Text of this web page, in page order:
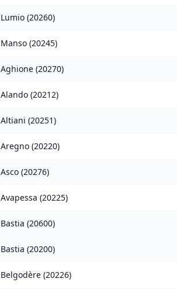
Lumio (20260)
Manso (20245)
Aghione (20270)
Alando (20212)
Altiani (20251)
Aregno (20220)
Asco (20276)
Avapessa (20225)
Bastia (20600)
Bastia (20200)
Belgodère (20226)